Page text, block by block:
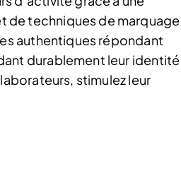
de techniques de marquage
authentiques répondant
durablement leur identité
stimulez leur